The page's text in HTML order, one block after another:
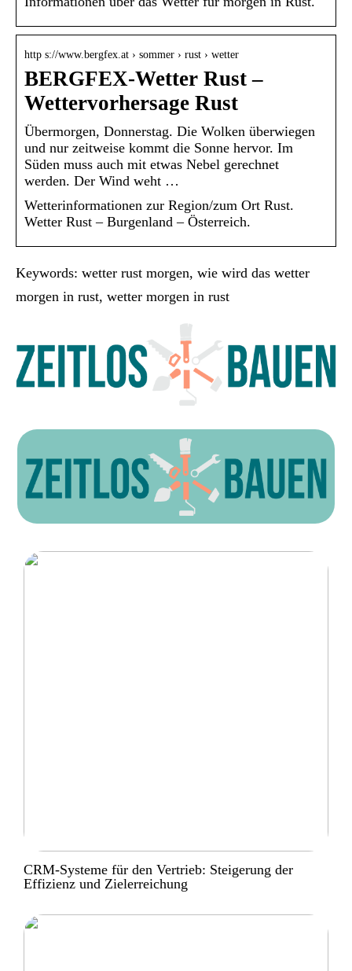
http s://www.bergfex.at › sommer › rust › wetter
BERGFEX-Wetter Rust –
Wettervorhersage Rust
Übermorgen, Donnerstag. Die Wolken überwiegen
und nur zeitweise kommt die Sonne hervor. Im
Süden muss auch mit etwas Nebel gerechnet
werden. Der Wind weht …
Wetterinformationen zur Region/zum Ort Rust.
Wetter Rust – Burgenland – Österreich.
Keywords: wetter rust morgen, wie wird das wetter
morgen in rust, wetter morgen in rust
CRM-Systeme für den Vertrieb: Steigerung der
Effizienz und Zielerreichung